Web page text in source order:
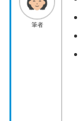
筆者